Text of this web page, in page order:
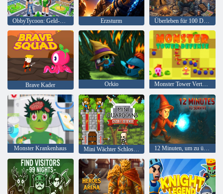
ObbyTycoon: Geld-Tycoon Erzsturm Überleben für 100 Dollar
Brave Kader Orkio Monster Tower Verteidigung
Monster Krankenhaus Mini Wächter Schloss Verteidigung 12 Minuten, um zu überleben